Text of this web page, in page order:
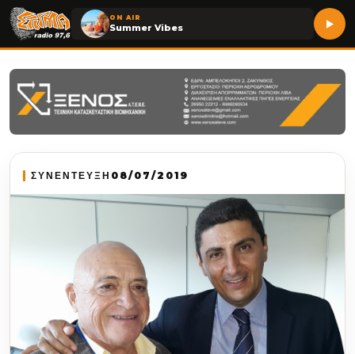
ON AIR
Summer Vibes
ΣΥΝΕΝΤΕΥΞΗ 08/07/2019